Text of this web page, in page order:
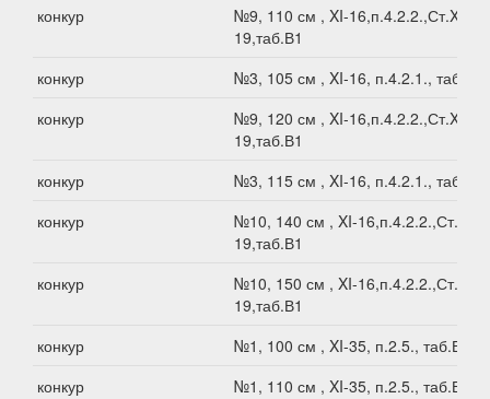
конкур
№9, 110 см , XI-16,п.4.2.2.,Ст.XI-
19,таб.В1
конкур
№3, 105 см , XI-16, п.4.2.1., таб.В1
конкур
№9, 120 см , XI-16,п.4.2.2.,Ст.XI-
19,таб.В1
конкур
№3, 115 см , XI-16, п.4.2.1., таб.В1
конкур
№10, 140 см , XI-16,п.4.2.2.,Ст.XI-
19,таб.В1
конкур
№10, 150 см , XI-16,п.4.2.2.,Ст.XI-
19,таб.В1
конкур
№1, 100 см , XI-35, п.2.5., таб.В1
конкур
№1, 110 см , XI-35, п.2.5., таб.В1